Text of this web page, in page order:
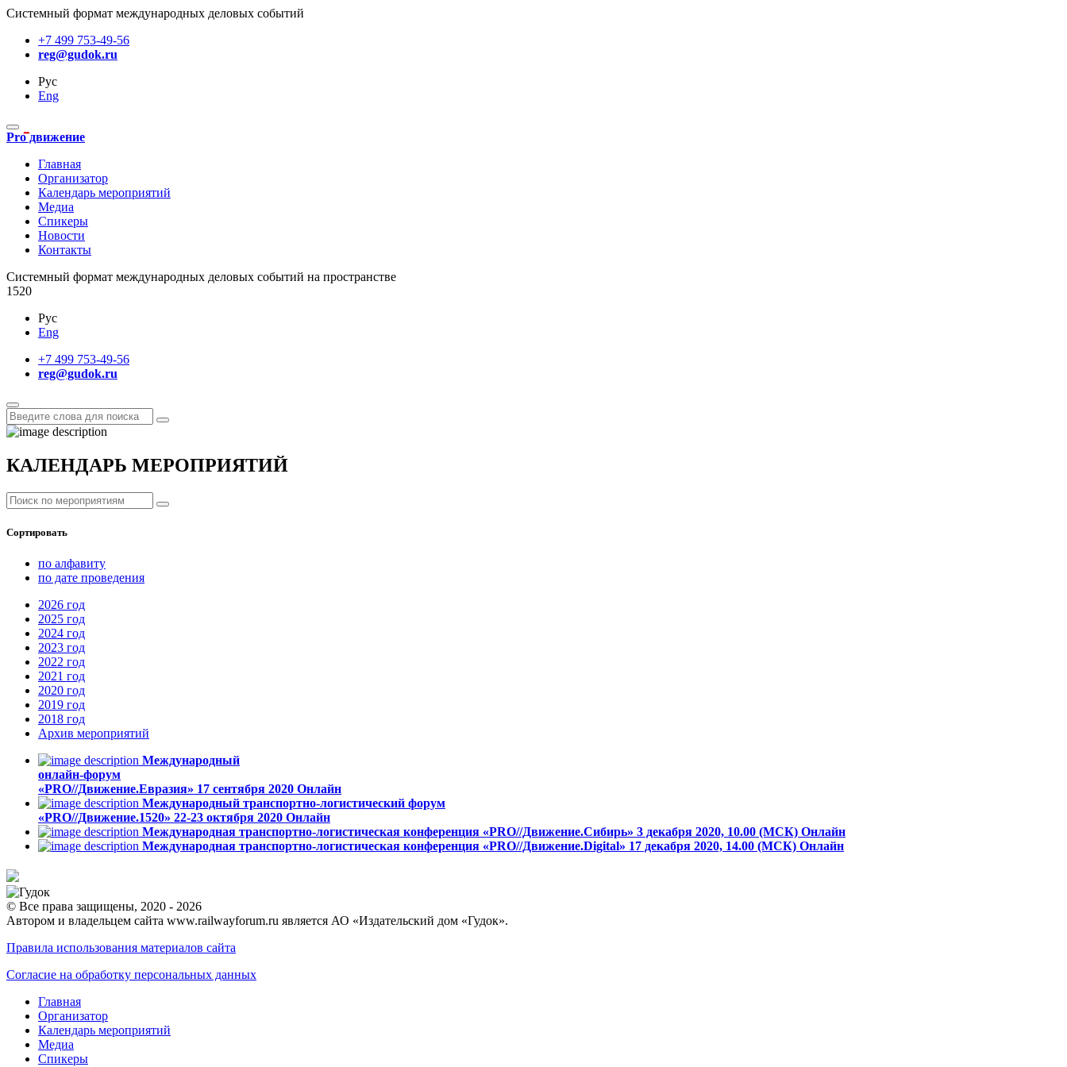
Системный формат международных деловых событий
+7 499 753-49-56
reg@gudok.ru
Рус
Eng
Pro движение
Главная
Организатор
Календарь мероприятий
Медиа
Спикеры
Новости
Контакты
Cистемный формат международных деловых событий на пространстве
1520
Рус
Eng
+7 499 753-49-56
reg@gudok.ru
КАЛЕНДАРЬ МЕРОПРИЯТИЙ
Сортировать
по алфавиту
по дате проведения
2026 год
2025 год
2024 год
2023 год
2022 год
2021 год
2020 год
2019 год
2018 год
Архив мероприятий
Международный
онлайн-форум
«PRO//Движение.Евразия» 17 сентября 2020 Онлайн
Международный транспортно-логистический форум
«PRO//Движение.1520» 22-23 октября 2020 Онлайн
Международная транспортно-логистическая конференция «PRO//Движение.Сибирь» 3 декабря 2020, 10.00 (МСК) Онлайн
Международная транспортно-логистическая конференция «PRO//Движение.Digital» 17 декабря 2020, 14.00 (МСК) Онлайн
© Все права защищены, 2020 - 2026
Автором и владельцем сайта www.railwayforum.ru является АО «Издательский дом «Гудок».
Правила использования материалов сайта
Согласие на обработку персональных данных
Главная
Организатор
Календарь мероприятий
Медиа
Спикеры